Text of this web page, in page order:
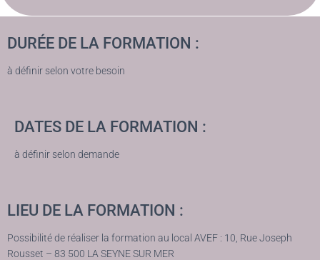
DURÉE DE LA FORMATION :
à définir selon votre besoin
DATES DE LA FORMATION :
à définir selon demande
LIEU DE LA FORMATION :
Possibilité de réaliser la formation au local AVEF : 10, Rue Joseph
Rousset – 83 500 LA SEYNE SUR MER